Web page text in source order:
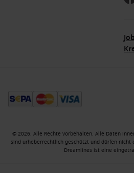
© 2026. Alle Rechte vorbehalten. Alle Daten
sind urheberrechtlich geschützt und dürfen nicht
Dreamlines ist eine